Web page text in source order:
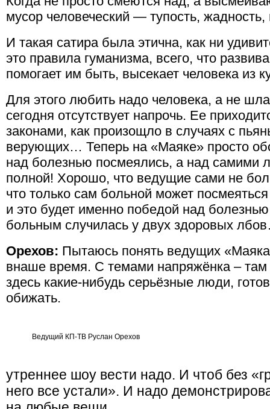
мусор человеческий — тупость, жадность,
И такая сатира была этична, как ни
это правила гуманизма, всего, что
помогает им быть, высекает человека из
Для этого любить надо человека, а не
сегодня отсутствует напрочь. Ее
законами, как произощло в случаях с
верующих… Теперь на «Маяке» просто
над болезнью посмеялись, а над самими
полной! Хорошо, что ведущие сами не
что только сам больной может
и это будет именно победой над
больным случилась у двух здоровых
Орехов: Пытаюсь понять ведущих
внаше время. С темами напряжёнка – там
здесь какие-нибудь серьёзные люди,
обижать.
Ведущий КП-ТВ Руслан Орехов
утреннее шоу вести надо. И чтоб без
него все устали». И надо